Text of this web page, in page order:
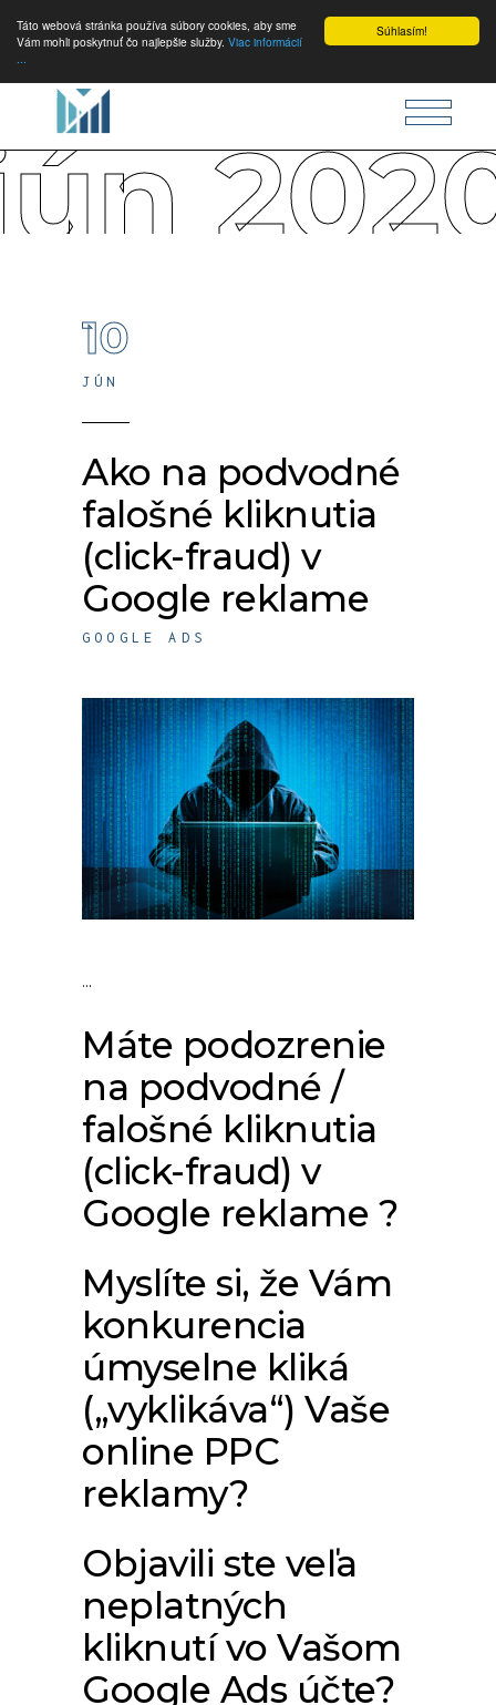
Súhlasím!
Táto webová stránka používa súbory cookies, aby sme
Vám mohli poskytnuť čo najlepšie služby. Viac informácií
...
10
JÚN
Ako na podvodné
falošné kliknutia
(click-fraud) v
Google reklame
GOOGLE ADS
Máte podozrenie
na podvodné /
falošné kliknutia
(click-fraud) v
Google reklame ?
Myslíte si, že Vám
konkurencia
úmyselne kliká
(„vyklikáva“) Vaše
online PPC
reklamy?
Objavili ste veľa
neplatných
kliknutí vo Vašom
Google Ads účte?